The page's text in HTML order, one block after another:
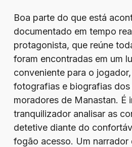
Boa parte do que está
documentado em tempo
protagonista, que reúne
foram encontradas em um
conveniente para o
fotografias e biografias dos
moradores de Manastan. É
tranquilizador analisar as
detetive diante do
fogão acesso. Um narrador